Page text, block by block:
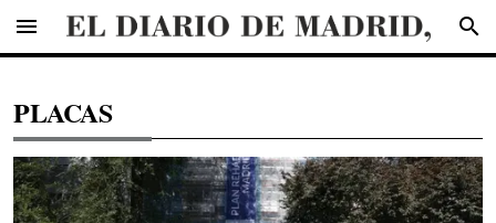
menu search
PLACAS